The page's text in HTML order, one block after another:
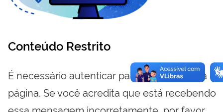
Conteúdo Restrito
É necessário autenticar para visualizar essa
página. Se você acredita que está recebendo